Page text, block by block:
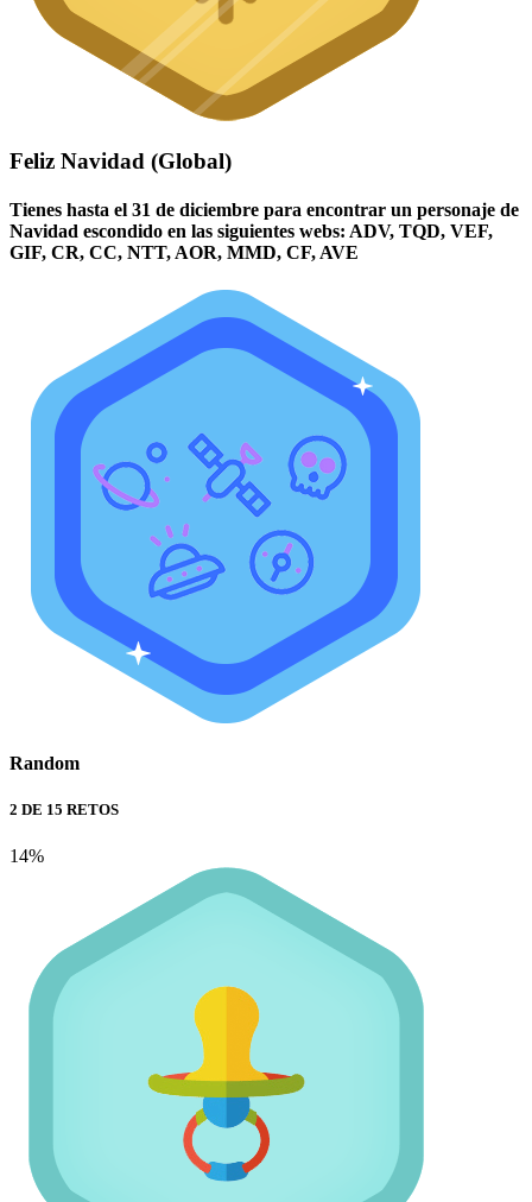
Feliz Navidad (Global)
Tienes hasta el 31 de diciembre para encontrar un personaje de
Navidad escondido en las siguientes webs: ADV, TQD, VEF,
GIF, CR, CC, NTT, AOR, MMD, CF, AVE
Random
2 DE 15 RETOS
14%